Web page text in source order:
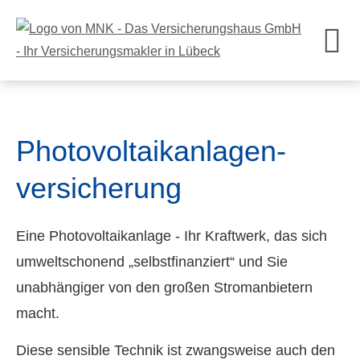
Photovoltaikanlagen­
versicherung
Eine Photovoltaikanlage - Ihr Kraftwerk, das sich
umweltschonend „selbstfinanziert“ und Sie
unabhängiger von den großen Stromanbietern
macht.
Diese sensible Technik ist zwangsweise auch den